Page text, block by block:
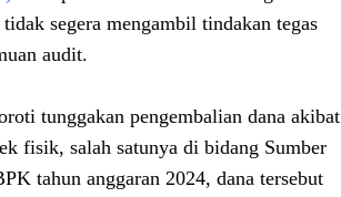
segera mengambil tindakan tegas
audit.
tunggakan pengembalian dana akibat
fisik, salah satunya di bidang Sumber
tahun anggaran 2024, dana tersebut